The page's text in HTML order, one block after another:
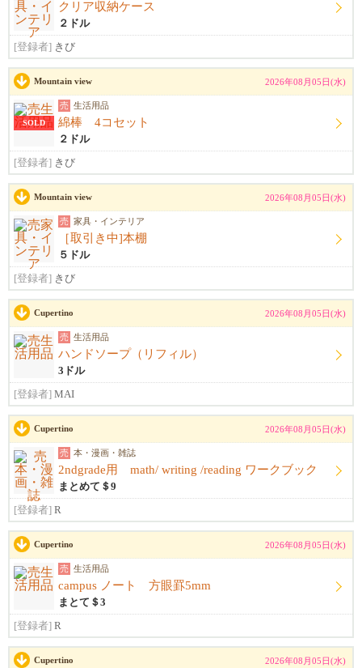
クリア収納ケース
２ドル
[登録者] きび
Mountain view 2026年08月05日(水)
SOLD
売 生活用品
綿棒 4コセット
２ドル
[登録者] きび
Mountain view 2026年08月05日(水)
売 家具・インテリア
［取引き中]本棚
５ドル
[登録者] きび
Cupertino 2026年08月05日(水)
売 生活用品
ハンドソープ（リフィル）
3ドル
[登録者] MAI
Cupertino 2026年08月05日(水)
売 本・漫画・雑誌
2ndgrade用 math/ writing /reading ワークブック
まとめて＄9
[登録者] R
Cupertino 2026年08月05日(水)
売 生活用品
campus ノート 方眼罫5mm
まとて＄3
[登録者] R
Cupertino 2026年08月05日(水)